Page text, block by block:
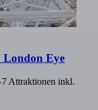
London Eye
Attraktionen inkl.